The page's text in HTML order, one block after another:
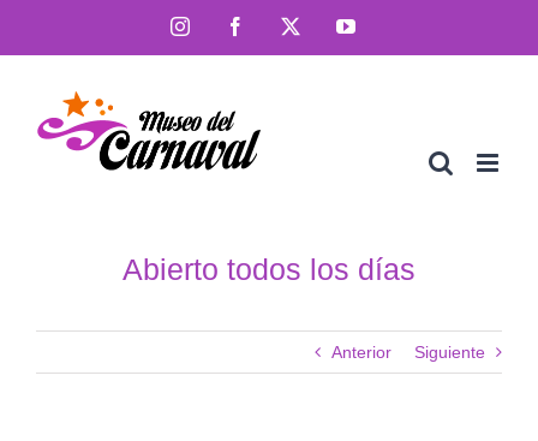
InstagramFacebook YouTube
Abierto todos los días
Anterior Siguiente